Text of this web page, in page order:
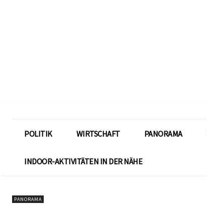
POLITIK WIRTSCHAFT PANORAMA
INDOOR-AKTIVITÄTEN IN DER NÄHE
PANORAMA